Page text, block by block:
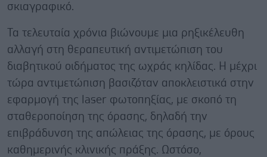
σκιαγραφικό.
Τα τελευταία χρόνια βιώνουμε μια ρηξικέλευθη
αλλαγή στη θεραπευτική αντιμετώπιση του
διαβητικού οιδήματος της ωχράς κηλίδας. Η μέχρι
τώρα αντιμετώπιση βασιζόταν αποκλειστικά στην
εφαρμογή της laser φωτοπηξίας, με σκοπό τη
σταθεροποίηση της όρασης, δηλαδή την
επιβράδυνση της απώλειας της όρασης, με όρους
καθημερινής κλινικής πράξης. Ωστόσο,